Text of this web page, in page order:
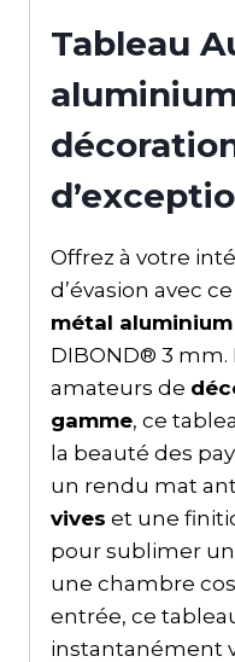
Tableau
Offrez à votre
d’évasion avec ce
métal aluminium
DIBOND® 3 mm.
amateurs de
gamme, ce
la beauté des
un rendu mat
vives et une
pour sublimer
une chambre
entrée, ce
instantanément